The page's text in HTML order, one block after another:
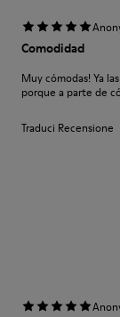
Comodidad
Muy cómodas! Ya
porque a parte de
Traduci Recensione